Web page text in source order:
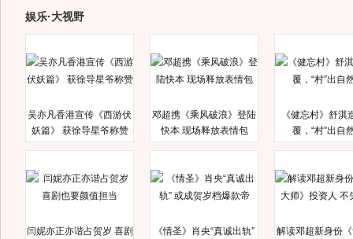
娱乐·大视野
吴亦凡香港宣传《西游伏
妖篇》 获徐导星爷称赞
邓超携《乘风破浪》登陆
快本 现场释放表情包
《健忘村》舒淇
覆，“村”出自
闫妮亦正亦谐占贺岁 喜剧
《情圣》肖央“真诚出轨”
解读邓超新身份